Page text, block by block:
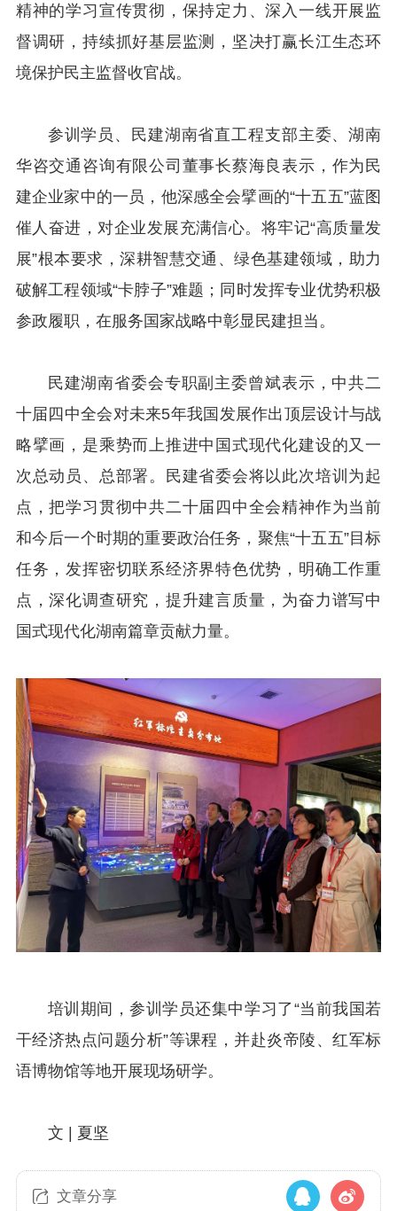
精神的学习宣传贯彻，保持定力、深入一线开展监
督调研，持续抓好基层监测，坚决打赢长江生态环
境保护民主监督收官战。
参训学员、民建湖南省直工程支部主委、湖南
华咨交通咨询有限公司董事长蔡海良表示，作为民
建企业家中的一员，他深感全会擘画的“十五五”蓝图
催人奋进，对企业发展充满信心。将牢记“高质量发
展”根本要求，深耕智慧交通、绿色基建领域，助力
破解工程领域“卡脖子”难题；同时发挥专业优势积极
参政履职，在服务国家战略中彰显民建担当。
民建湖南省委会专职副主委曾斌表示，中共二
十届四中全会对未来5年我国发展作出顶层设计与战
略擘画，是乘势而上推进中国式现代化建设的又一
次总动员、总部署。民建省委会将以此次培训为起
点，把学习贯彻中共二十届四中全会精神作为当前
和今后一个时期的重要政治任务，聚焦“十五五”目标
任务，发挥密切联系经济界特色优势，明确工作重
点，深化调查研究，提升建言质量，为奋力谱写中
国式现代化湖南篇章贡献力量。
培训 期间 ，参训学员还集中学习了“当前我国若
干经济热点问题分析”等课程，并赴炎帝陵、红军标
语博物馆等地开展现场研学。
文 | 夏坚
文章分享